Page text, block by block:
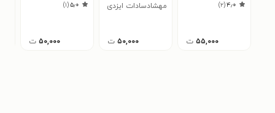
حقیقی
۴٫۰(۲)
۵۵,۰۰۰ ت
مهشادسادات ایزدی
۵۰,۰۰۰ ت
دراوی (خاله فام)
۵٫۰(۱)
۵۰,۰۰۰ ت